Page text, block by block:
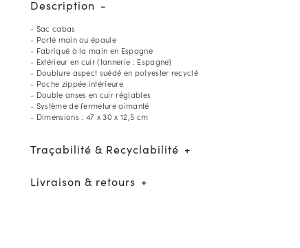
Description
- Sac cabas
- Porté main ou épaule
- Fabriqué à la main en Espagne
- Extérieur en cuir (tannerie : Espagne)
- Doublure aspect suédé en polyester recyclé
- Poche zippée intérieure
- Double anses en cuir réglables
- Système de fermeture aimanté
- Dimensions : 47 x 30 x 12,5 cm
Traçabilité & Recyclabilité
Livraison & retours